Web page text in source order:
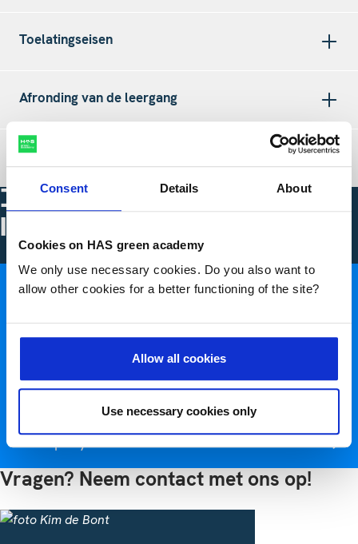
Consent Details About
Cookies on HAS green academy
We only use necessary cookies. Do you also want to
allow other cookies for a better functioning of the site?
Allow all cookies
Use necessary cookies only
Toelatingseisen
Afronding van de leergang
Prijsspecificatie
Interesse in deze
leergang?
Schrijf je in
Download de brochure
Optie nemen
Incompany en maatwerk
Vragen? Neem contact met ons op!